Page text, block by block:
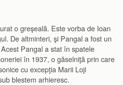
o greşeală. Este vorba de Ioan
De altminteri, şi Pangal a fost un
Pangal a stat în spatele
în 1937, o găselniţă prin care
cu excepţia Marii Loji
blestem arhieresc.